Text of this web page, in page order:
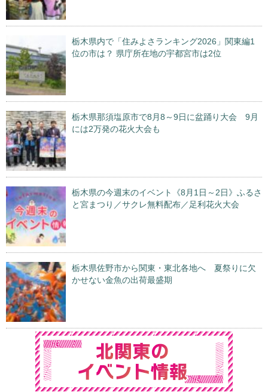
栃木県内で「住みよさランキング2026」関東編1
位の市は？ 県庁所在地の宇都宮市は2位
栃木県那須塩原市で8月8～9日に盆踊り大会 9月
には2万発の花火大会も
栃木県の今週末のイベント《8月1日～2日》ふるさ
と宮まつり／サクレ無料配布／足利花火大会
栃木県佐野市から関東・東北各地へ 夏祭りに欠
かせない金魚の出荷最盛期